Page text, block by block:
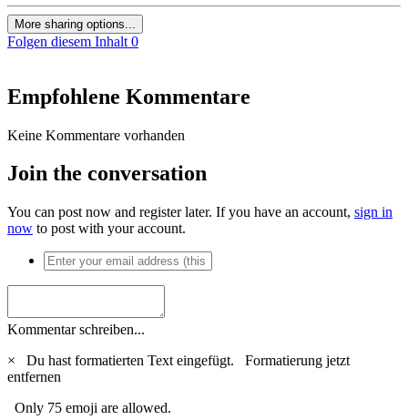
More sharing options...
Folgen diesem Inhalt 0
Empfohlene Kommentare
Keine Kommentare vorhanden
Join the conversation
You can post now and register later. If you have an account, sign in
now to post with your account.
Kommentar schreiben...
×
Du hast formatierten Text eingefügt. Formatierung jetzt
entfernen
Only 75 emoji are allowed.